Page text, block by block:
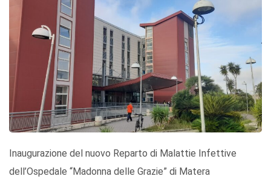
Inaugurazione del nuovo Reparto di Malattie Infettive
dell’Ospedale “Madonna delle Grazie” di Matera